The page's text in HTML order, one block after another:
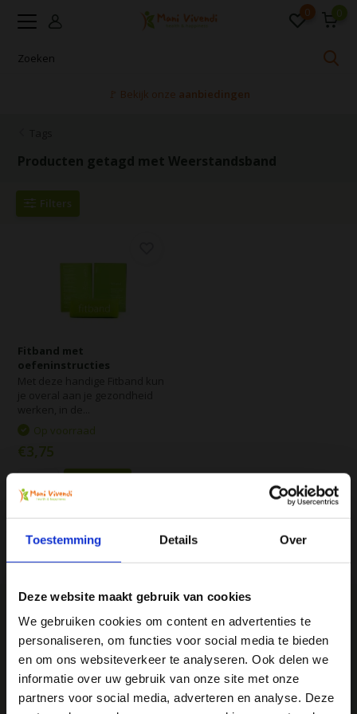
Toestemming Details Over
Deze website maakt gebruik van cookies
We gebruiken cookies om content en advertenties te
personaliseren, om functies voor social media te bieden
en om ons websiteverkeer te analyseren. Ook delen we
informatie over uw gebruik van onze site met onze
partners voor social media, adverteren en analyse. Deze
0 0
🚩 Bekijk onze aanbiedingen
Producten getagd met Weerstandsband
Filters
Fitband met
oefeninstructies
Vergelijk
Op voorraad
€3,75
We♥health & happiness
Mani Vivendi gezondheidsproducten: Net dat
beetje extra!
Ja, ik wil 5% korting op mijn
volgende bestelling!